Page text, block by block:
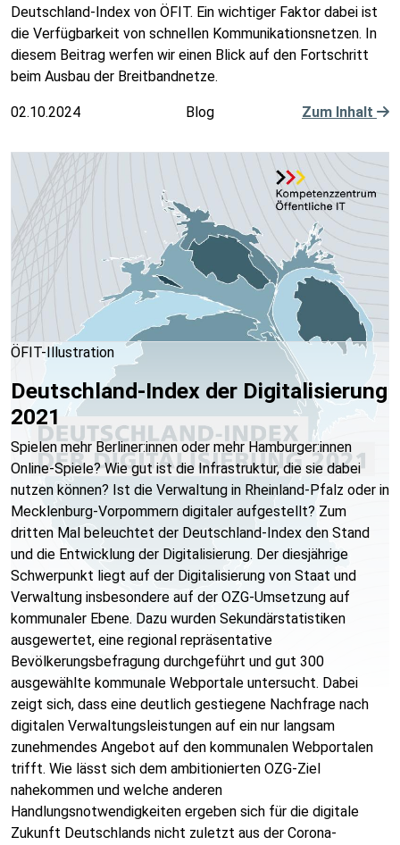
Deutschland-Index von ÖFIT. Ein wichtiger Faktor dabei ist
die Verfügbarkeit von schnellen Kommunikationsnetzen. In
diesem Beitrag werfen wir einen Blick auf den Fortschritt
beim Ausbau der Breitbandnetze.
02.10.2024 Blog Zum Inhalt
ÖFIT-Illustration
Deutschland-Index der Digitalisierung
2021
Spielen mehr Berliner:innen oder mehr Hamburger:innen
Online-Spiele? Wie gut ist die Infrastruktur, die sie dabei
nutzen können? Ist die Verwaltung in Rheinland-Pfalz oder in
Mecklenburg-Vorpommern digitaler aufgestellt? Zum
dritten Mal beleuchtet der Deutschland-Index den Stand
und die Entwicklung der Digitalisierung. Der diesjährige
Schwerpunkt liegt auf der Digitalisierung von Staat und
Verwaltung insbesondere auf der OZG-Umsetzung auf
kommunaler Ebene. Dazu wurden Sekundärstatistiken
ausgewertet, eine regional repräsentative
Bevölkerungsbefragung durchgeführt und gut 300
ausgewählte kommunale Webportale untersucht. Dabei
zeigt sich, dass eine deutlich gestiegene Nachfrage nach
digitalen Verwaltungsleistungen auf ein nur langsam
zunehmendes Angebot auf den kommunalen Webportalen
trifft. Wie lässt sich dem ambitionierten OZG-Ziel
nahekommen und welche anderen
Handlungsnotwendigkeiten ergeben sich für die digitale
Zukunft Deutschlands nicht zuletzt aus der Corona-